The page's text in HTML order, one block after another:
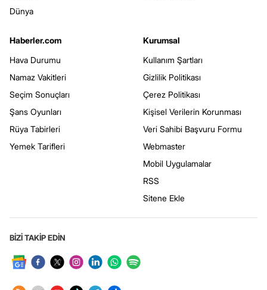
Dünya
Haberler.com
Hava Durumu
Namaz Vakitleri
Seçim Sonuçları
Şans Oyunları
Rüya Tabirleri
Yemek Tarifleri
Kurumsal
Kullanım Şartları
Gizlilik Politikası
Çerez Politikası
Kişisel Verilerin Korunması
Veri Sahibi Başvuru Formu
Webmaster
Mobil Uygulamalar
RSS
Sitene Ekle
BİZİ TAKİP EDİN